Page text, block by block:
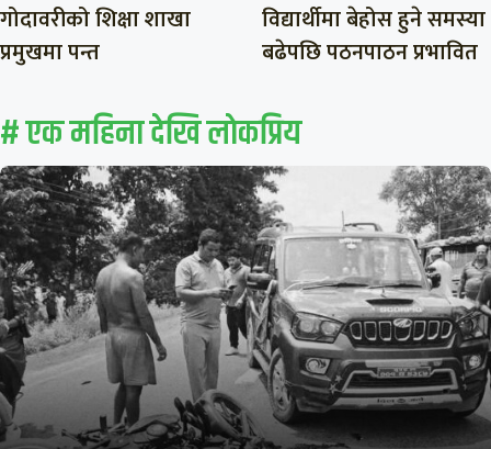
गोदावरीको शिक्षा शाखा
प्रमुखमा पन्त
विद्यार्थीमा बेहोस हुने समस्या
बढेपछि पठनपाठन प्रभावित
# एक महिना देखि लाेकप्रिय